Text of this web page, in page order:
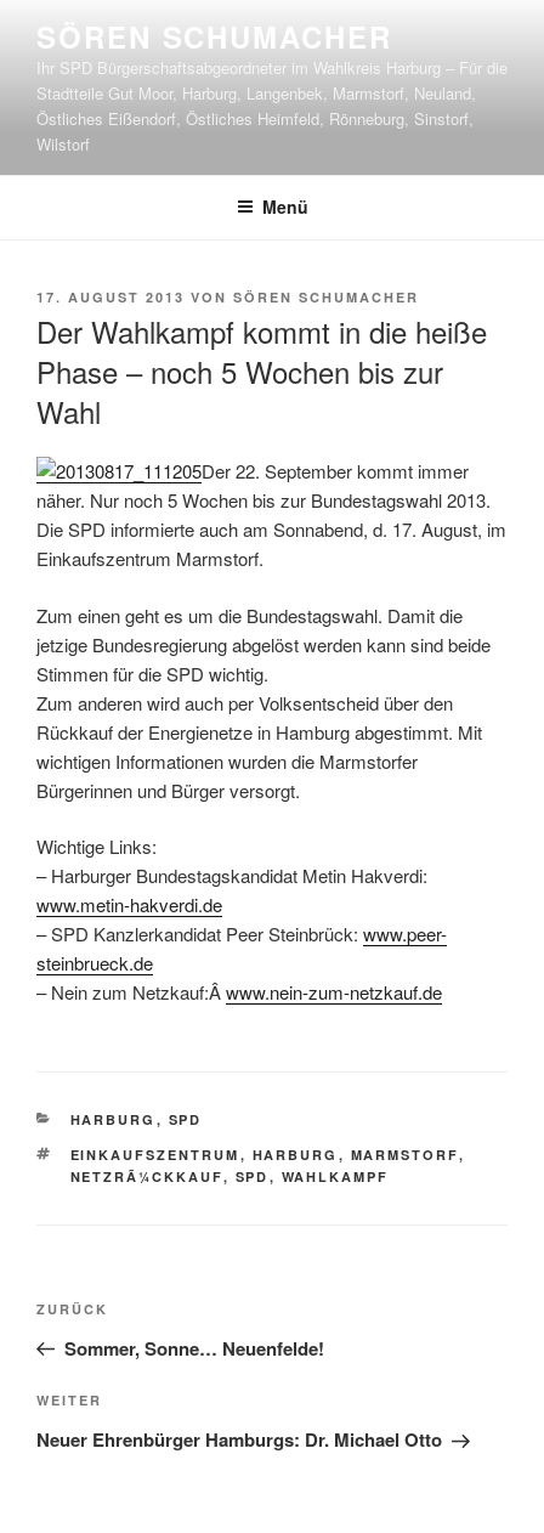
Inhalt
springen
SÖREN SCHUMACHER
Ihr SPD Bürgerschaftsabgeordneter im Wahlkreis Harburg – Für die
Stadtteile Gut Moor, Harburg, Langenbek, Marmstorf, Neuland,
Östliches Eißendorf, Östliches Heimfeld, Rönneburg, Sinstorf,
Wilstorf
Menü
VERÖFFENTLICHT
17. AUGUST 2013 VON SÖREN SCHUMACHER
Der Wahlkampf kommt in die heiße
Phase – noch 5 Wochen bis zur
Wahl
Der 22. September kommt immer
näher. Nur noch 5 Wochen bis zur Bundestagswahl 2013.
Die SPD informierte auch am Sonnabend, d. 17. August, im
Einkaufszentrum Marmstorf.
Zum einen geht es um die Bundestagswahl. Damit die
jetzige Bundesregierung abgelöst werden kann sind beide
Stimmen für die SPD wichtig.
Zum anderen wird auch per Volksentscheid über den
Rückkauf der Energienetze in Hamburg abgestimmt. Mit
wichtigen Informationen wurden die Marmstorfer
Bürgerinnen und Bürger versorgt.
Wichtige Links:
– Harburger Bundestagskandidat Metin Hakverdi:
www.metin-hakverdi.de
– SPD Kanzlerkandidat Peer Steinbrück: www.peer-
steinbrueck.de
– Nein zum Netzkauf:Âwww.nein-zum-netzkauf.de
KATEGORIEN
HARBURG , SPD
SCHLAGWÖRTER
EINKAUFSZENTRUM , HARBURG , MARMSTORF,
NETZRÃ¼CKKAUF, SPD , WAHLKAMPF
Beitragsnavigation
Vorheriger
Beitrag
ZURÜCK
Sommer, Sonne… Neuenfelde!
Nächster
Beitrag
WEITER
Neuer Ehrenbürger Hamburgs: Dr. Michael Otto